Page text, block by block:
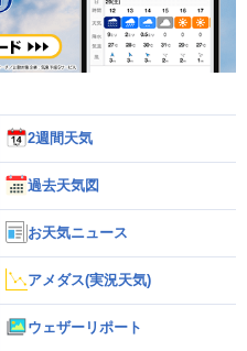
2週間天気
過去天気図
お天気ニュース
アメダス(実況天気)
ウェザーリポート